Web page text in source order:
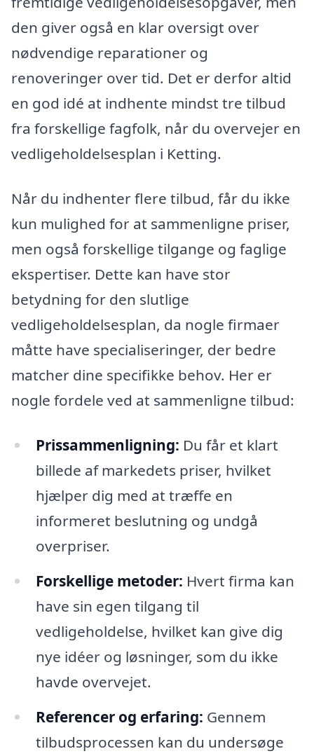
den giver også en klar oversigt over
nødvendige reparationer og
renoveringer over tid. Det er derfor altid
en god idé at indhente mindst tre tilbud
fra forskellige fagfolk, når du overvejer en
vedligeholdelsesplan i Ketting.
Når du indhenter flere tilbud, får du ikke
kun mulighed for at sammenligne priser,
men også forskellige tilgange og faglige
ekspertiser. Dette kan have stor
betydning for den slutlige
vedligeholdelsesplan, da nogle firmaer
måtte have specialiseringer, der bedre
matcher dine specifikke behov. Her er
nogle fordele ved at sammenligne tilbud:
Prissammenligning: Du får et klart
billede af markedets priser, hvilket
hjælper dig med at træffe en
informeret beslutning og undgå
overpriser.
Forskellige metoder: Hvert firma kan
have sin egen tilgang til
vedligeholdelse, hvilket kan give dig
nye idéer og løsninger, som du ikke
havde overvejet.
Referencer og erfaring: Gennem
tilbudsprocessen kan du undersøge